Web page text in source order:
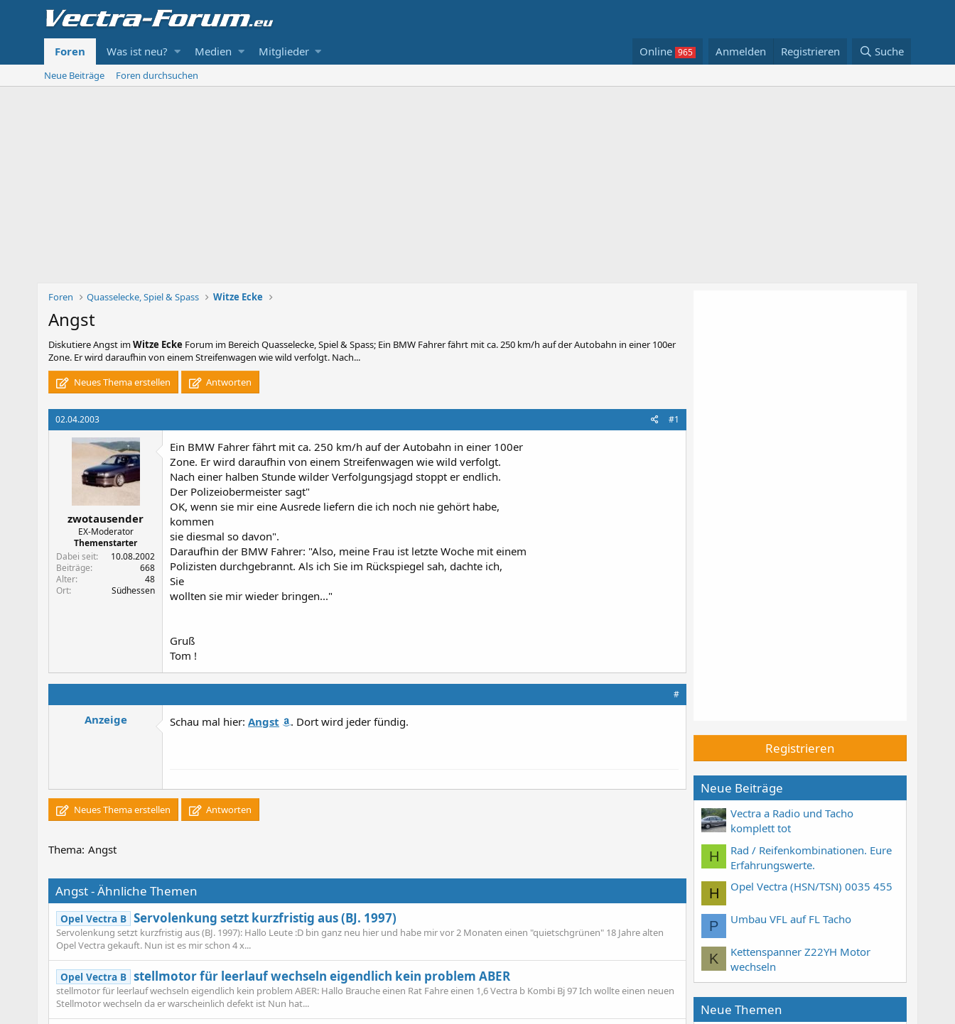
Foren Was ist neu? Medien Mitglieder Online Anmelden Registrieren Suche
Neue Beiträge Foren durchsuchen
Foren Quasselecke, Spiel & Spass Witze Ecke
Angst
DiskutiereAngst imWitze Ecke Forum im Bereich Quasselecke, Spiel & Spass; Ein BMW Fahrer fährt mit ca. 250 km/h auf der Autobahn in einer 100er
Zone. Er wird daraufhin von einem Streifenwagen wie wild verfolgt. Nach...
Neues Thema erstellen
Antworten
02.04.2003 #1
zwotausender
EX-Moderator
Themenstarter
Dabei seit
10.08.2002
Beiträge
668
Alter
48
Ort
Südhessen
Ein BMW Fahrer fährt mit ca. 250 km/h auf der Autobahn in einer 100er
Zone. Er wird daraufhin von einem Streifenwagen wie wild verfolgt.
Nach einer halben Stunde wilder Verfolgungsjagd stoppt er endlich.
Der Polizeiobermeister sagt"
OK, wenn sie mir eine Ausrede liefern die ich noch nie gehört habe,
kommen
sie diesmal so davon".
Daraufhin der BMW Fahrer: "Also, meine Frau ist letzte Woche mit einem
Polizisten durchgebrannt. Als ich Sie im Rückspiegel sah, dachte ich,
Sie
wollten sie mir wieder bringen..."
Gruß
Tom !
#
Anzeige Schau mal hier: Angst . Dort wird jeder fündig.
Neues Thema erstellen Antworten
Thema: Angst
Angst - Ähnliche Themen
Opel Vectra B Servolenkung setzt kurzfristig aus (BJ. 1997)
Servolenkung setzt kurzfristig aus (BJ. 1997): Hallo Leute :D bin ganz neu hier und habe mir vor 2 Monaten einen "quietschgrünen" 18 Jahre alten
Opel Vectra gekauft. Nun ist es mir schon 4 x...
Opel Vectra B stellmotor für leerlauf wechseln eigendlich kein problem ABER
stellmotor für leerlauf wechseln eigendlich kein problem ABER: Hallo Brauche einen Rat Fahre einen 1,6 Vectra b Kombi Bj 97 Ich wollte einen neuen
Stellmotor wechseln da er warscheinlich defekt ist Nun hat...
Registrieren
Neue Beiträge
Vectra a Radio und Tacho
komplett tot
H
Rad / Reifenkombinationen. Eure
Erfahrungswerte.
H Opel Vectra (HSN/TSN) 0035 455
P Umbau VFL auf FL Tacho
K
Kettenspanner Z22YH Motor
wechseln
Neue Themen